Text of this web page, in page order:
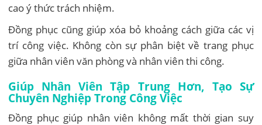
cao ý thức trách nhiệm.
Đồng phục cũng giúp xóa bỏ khoảng cách giữa các vị
trí công việc. Không còn sự phân biệt về trang phục
giữa nhân viên văn phòng và nhân viên thi công.
Giúp Nhân Viên Tập Trung Hơn, Tạo Sự
Chuyên Nghiệp Trong Công Việc
Đồng phục giúp nhân viên không mất thời gian suy